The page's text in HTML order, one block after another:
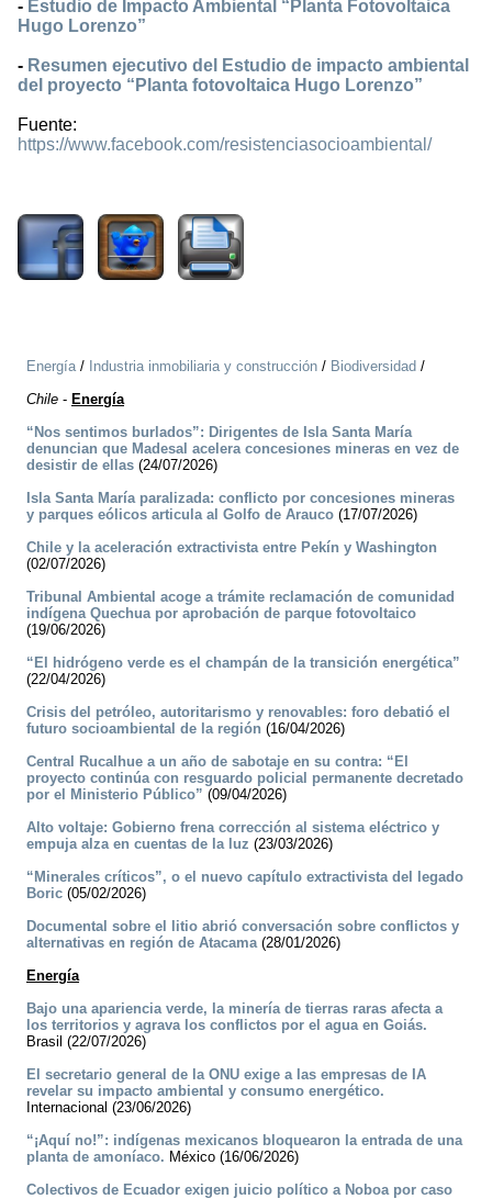
- Estudio de Impacto Ambiental “Planta Fotovoltaica
Hugo Lorenzo”
- Resumen ejecutivo del Estudio de impacto ambiental
del proyecto “Planta fotovoltaica Hugo Lorenzo”
Fuente:
https://www.facebook.com/resistenciasocioambiental/
Energía/ Industria inmobiliaria y construcción / Biodiversidad /
Chile - Energía
“Nos sentimos burlados”: Dirigentes de Isla Santa María
denuncian que Madesal acelera concesiones mineras en vez de
desistir de ellas (24/07/2026)
Isla Santa María paralizada: conflicto por concesiones mineras
y parques eólicos articula al Golfo de Arauco (17/07/2026)
Chile y la aceleración extractivista entre Pekín y Washington
(02/07/2026)
Tribunal Ambiental acoge a trámite reclamación de comunidad
indígena Quechua por aprobación de parque fotovoltaico
(19/06/2026)
“El hidrógeno verde es el champán de la transición energética”
(22/04/2026)
Crisis del petróleo, autoritarismo y renovables: foro debatió el
futuro socioambiental de la región (16/04/2026)
Central Rucalhue a un año de sabotaje en su contra: “El
proyecto continúa con resguardo policial permanente decretado
por el Ministerio Público” (09/04/2026)
Alto voltaje: Gobierno frena corrección al sistema eléctrico y
empuja alza en cuentas de la luz (23/03/2026)
“Minerales críticos”, o el nuevo capítulo extractivista del legado
Boric (05/02/2026)
Documental sobre el litio abrió conversación sobre conflictos y
alternativas en región de Atacama(28/01/2026)
Energía
Bajo una apariencia verde, la minería de tierras raras afecta a
los territorios y agrava los conflictos por el agua en Goiás.
Brasil (22/07/2026)
El secretario general de la ONU exige a las empresas de IA
revelar su impacto ambiental y consumo energético.
Internacional (23/06/2026)
“¡Aquí no!”: indígenas mexicanos bloquearon la entrada de una
planta de amoníaco. México (16/06/2026)
Colectivos de Ecuador exigen juicio político a Noboa por caso